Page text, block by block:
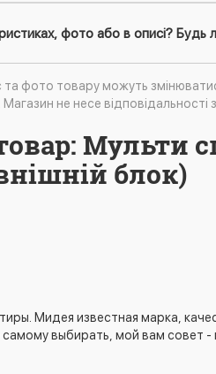
фото або в описі? Будь
та фото товару можуть
не несе відповідальності
Мульти
блок)
Мидея известная марка,
выбирать, мой вам совет